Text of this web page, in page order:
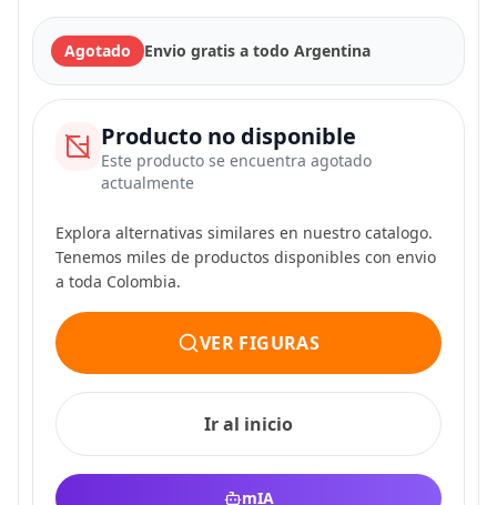
Agotado Envio gratis a todo Argentina
Producto no disponible
Este producto se encuentra agotado
actualmente
Explora alternativas similares en nuestro catalogo.
Tenemos miles de productos disponibles con envio
a toda Colombia.
VER FIGURAS
Ir al inicio
mIA